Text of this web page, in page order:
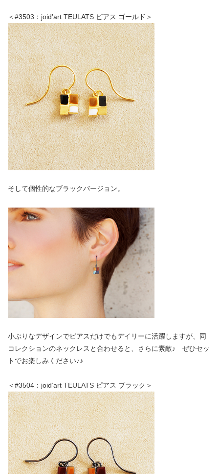
＜#3503：joid’art TEULATS ピアス ゴールド＞
そして個性的なブラックバージョン。
小ぶりなデザインでピアスだけでもデイリーに活躍しますが、同
コレクションのネックレスと合わせると、さらに素敵♪ ぜひセッ
トでお楽しみください♪♪
＜#3504：joid’art TEULATS ピアス ブラック＞